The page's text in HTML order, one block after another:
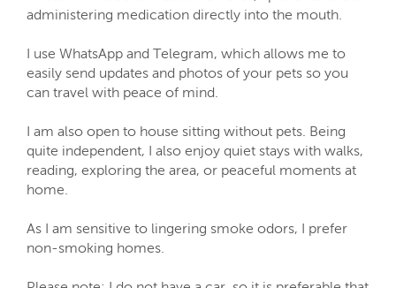
administering medication directly into the mouth.
I use WhatsApp and Telegram, which allows me to
easily send updates and photos of your pets so you
can travel with peace of mind.
I am also open to house sitting without pets. Being
quite independent, I also enjoy quiet stays with walks,
reading, exploring the area, or peaceful moments at
home.
As I am sensitive to lingering smoke odors, I prefer
non-smoking homes.